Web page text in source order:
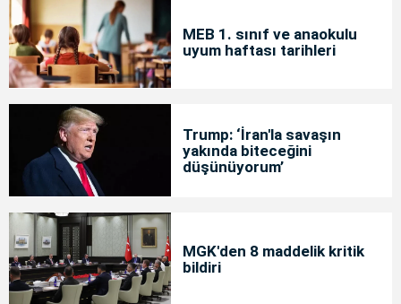
MEB 1. sınıf ve anaokulu
uyum haftası tarihleri
Trump: ‘İran'la savaşın
yakında biteceğini
düşünüyorum’
MGK'den 8 maddelik kritik
bildiri